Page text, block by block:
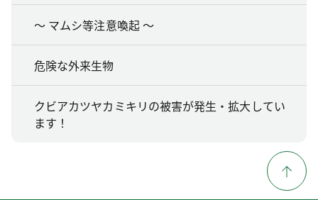
～ マムシ等注意喚起 ～
危険な外来生物
クビアカツヤカミキリの被害が発生・拡大してい
ます！